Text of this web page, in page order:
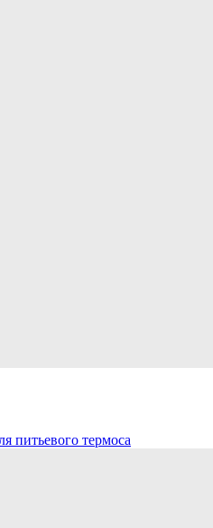
питьевого термоса